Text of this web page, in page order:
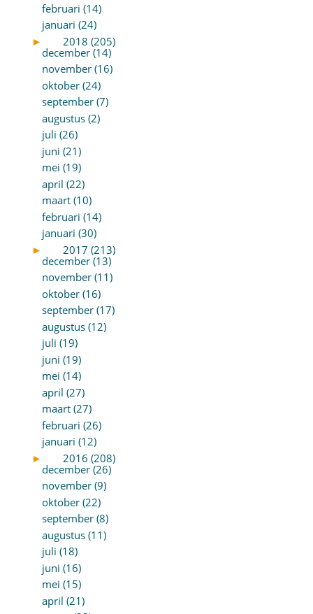
februari (14)
januari (24)
►
2018 (205)
december (14)
november (16)
oktober (24)
september (7)
augustus (2)
juli (26)
juni (21)
mei (19)
april (22)
maart (10)
februari (14)
januari (30)
►
2017 (213)
december (13)
november (11)
oktober (16)
september (17)
augustus (12)
juli (19)
juni (19)
mei (14)
april (27)
maart (27)
februari (26)
januari (12)
►
2016 (208)
december (26)
november (9)
oktober (22)
september (8)
augustus (11)
juli (18)
juni (16)
mei (15)
april (21)